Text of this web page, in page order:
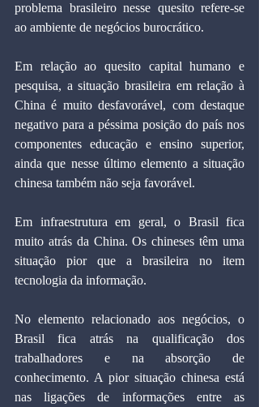
problema brasileiro nesse quesito refere-se
ao ambiente de negócios burocrático.
Em relação ao quesito capital humano e
pesquisa, a situação brasileira em relação à
China é muito desfavorável, com destaque
negativo para a péssima posição do país nos
componentes educação e ensino superior,
ainda que nesse último elemento a situação
chinesa também não seja favorável.
Em infraestrutura em geral, o Brasil fica
muito atrás da China. Os chineses têm uma
situação pior que a brasileira no item
tecnologia da informação.
No elemento relacionado aos negócios, o
Brasil fica atrás na qualificação dos
trabalhadores e na absorção de
conhecimento. A pior situação chinesa está
nas ligações de informações entre as